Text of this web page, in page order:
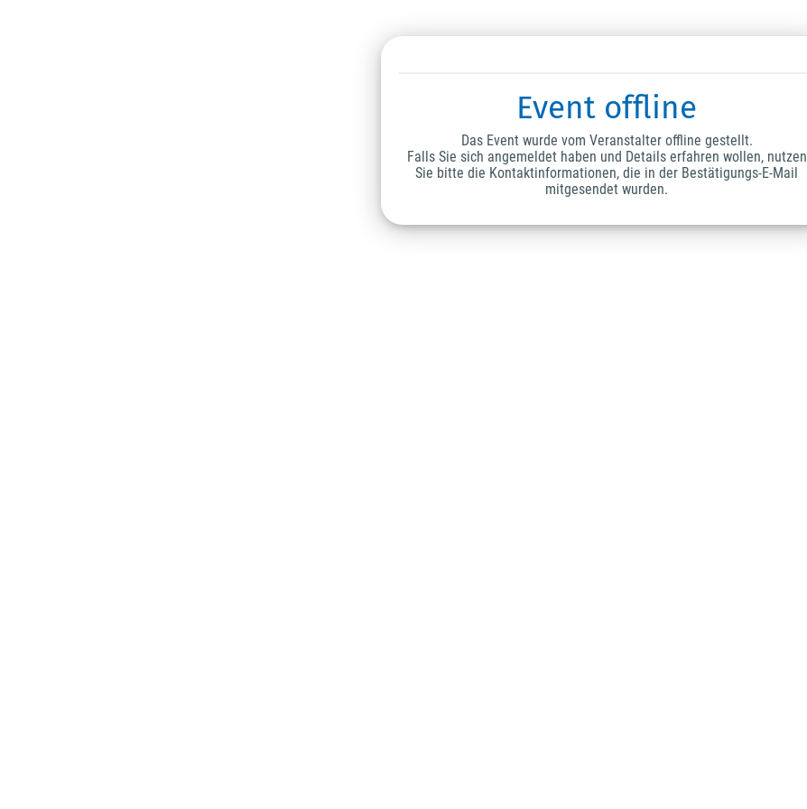
Event offline
Das Event wurde vom Veranstalter offline gestellt.
Falls Sie sich angemeldet haben und Details erfahren wollen, nutzen
Sie bitte die Kontaktinformationen, die in der Bestätigungs-E-Mail
mitgesendet wurden.